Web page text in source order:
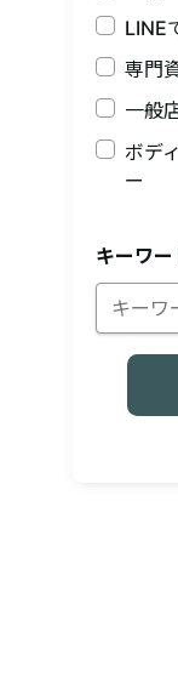
LINE
専門
一般
ボデ
ー
キーワー